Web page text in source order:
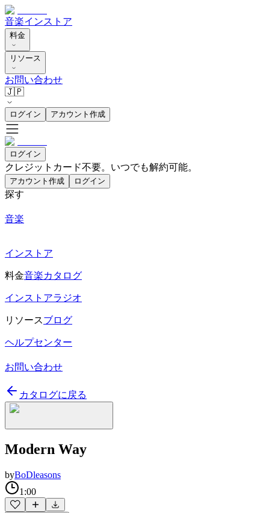
音楽インストア
料金
リソース
お問い合わせ
🇯🇵
ログイン アカウント作成
ログイン
クレジットカード不要。いつでも解約可能。
アカウント作成 ログイン
探す
音楽
インストア
料金音楽カタログ
インストアラジオ
リソースブログ
ヘルプセンター
お問い合わせ
カタログに戻る
Modern Way
byBoDleasons
1:00